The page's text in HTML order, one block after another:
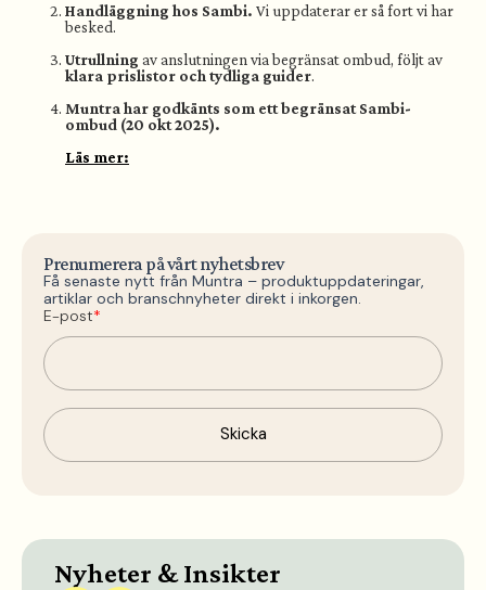
Handläggning hos Sambi. Vi uppdaterar er så fort vi har
besked.
Utrullning av anslutningen via begränsat ombud, följt av
klara prislistor och tydliga guider.
Muntra har godkänts som ett begränsat Sambi-
ombud (20 okt 2025).
Läs mer:
Prenumerera på vårt nyhetsbrev
Få senaste nytt från Muntra – produktuppdateringar,
artiklar och branschnyheter direkt i inkorgen.
E-post*
Nyheter & Insikter